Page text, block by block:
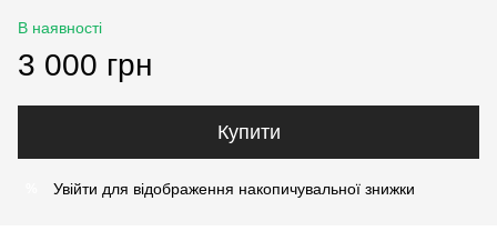
В наявності
3 000 грн
Купити
Увійти для відображення накопичувальної знижки